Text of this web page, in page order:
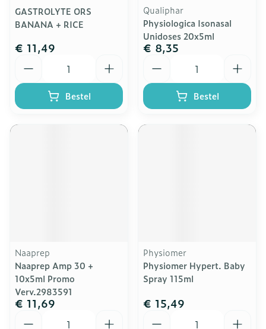
GASTROLYTE ORS
BANANA + RICE
€ 11,49
Bestel
Qualiphar
Physiologica Isonasal
Unidoses 20x5ml
€ 8,35
Bestel
Naaprep
Naaprep Amp 30 +
10x5ml Promo
Verv.2983591
€ 11,69
Physiomer
Physiomer Hypert. Baby
Spray 115ml
€ 15,49